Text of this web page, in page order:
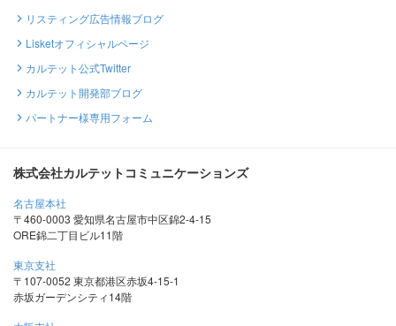
リスティング広告情報ブログ
Lisketオフィシャルページ
カルテット公式Twitter
カルテット開発部ブログ
パートナー様専用フォーム
株式会社カルテットコミュニケーションズ
名古屋本社
〒460-0003 愛知県名古屋市中区錦2-4-15
ORE錦二丁目ビル11階
東京支社
〒107-0052 東京都港区赤坂4-15-1
赤坂ガーデンシティ14階